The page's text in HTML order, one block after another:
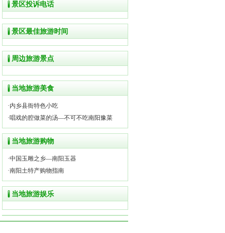
景区投诉电话
景区最佳旅游时间
周边旅游景点
当地旅游美食
·内乡县衙特色小吃
·唱戏的腔做菜的汤—不可不吃南阳豫菜
当地旅游购物
·中国玉雕之乡—南阳玉器
·南阳土特产购物指南
当地旅游娱乐